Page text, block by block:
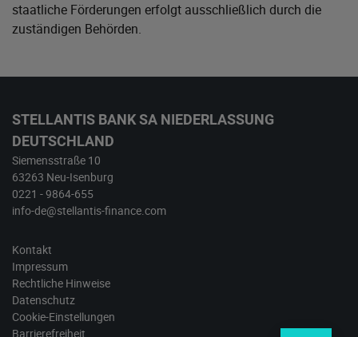
staatliche Förderungen erfolgt ausschließlich durch die
zuständigen Behörden.
STELLANTIS BANK SA NIEDERLASSUNG
DEUTSCHLAND
Siemensstraße 10
63263 Neu-Isenburg
0221 - 9864-655
info-de@stellantis-finance.com
Kontakt
Impressum
Rechtliche Hinweise
Datenschutz
Cookie-Einstellungen
Barrierefreiheit